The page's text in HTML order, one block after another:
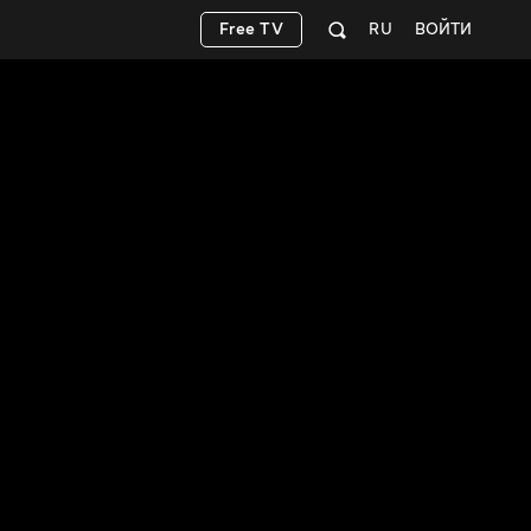
ВОЙТИ
RU
Free TV